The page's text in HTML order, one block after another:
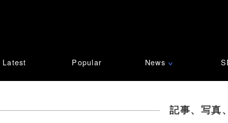
Latest Popular News ∨
記事、写真